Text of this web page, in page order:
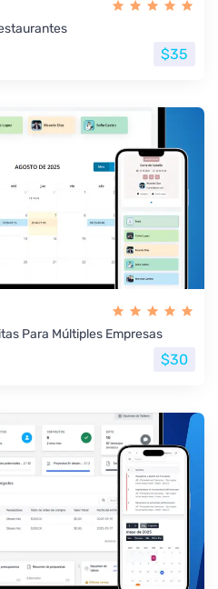
$35
Para Múltiples Empresas
$30